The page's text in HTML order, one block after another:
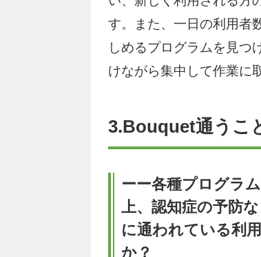
す。また、一日の利用者
しめるプログラムを見つ
けながら集中して作業に
3.Bouquet通うこ
ーー各種プログラ
上、認知症の予防
に通われている利
か？